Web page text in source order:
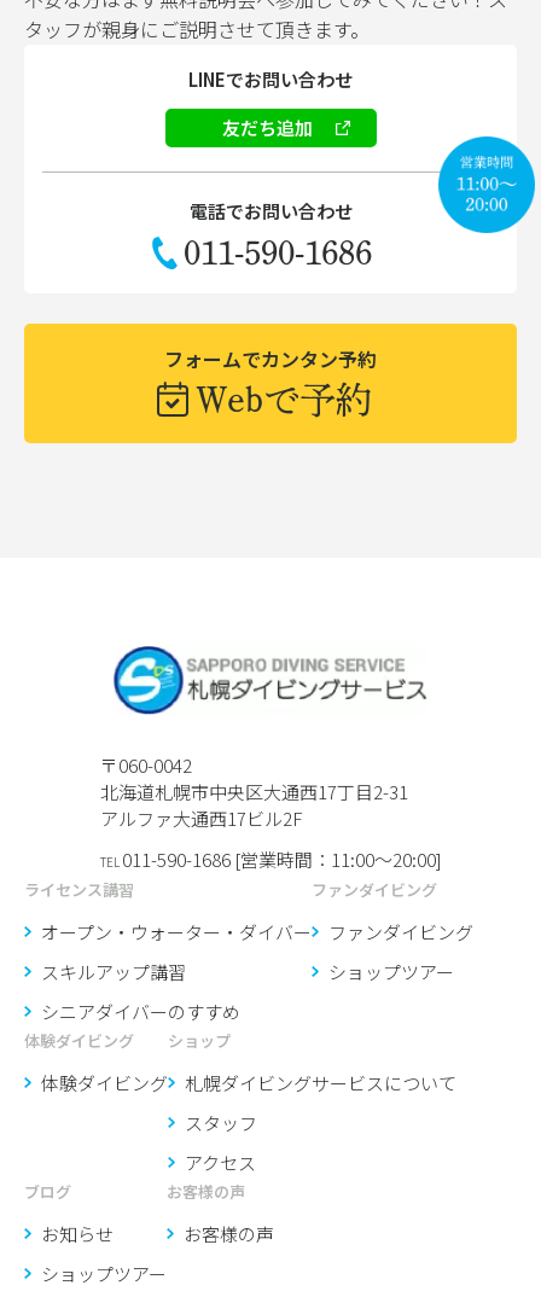
タッフが親身にご説明させて頂きます。
LINEでお問い合わせ
友だち追加
電話でお問い合わせ
011-590-1686
フォームでカンタン予約
Webで予約
〒060-0042
北海道札幌市中央区大通西17丁目2-31
アルファ大通西17ビル2F
TEL 011-590-1686 [営業時間：11:00〜20:00]
ライセンス講習
オープン・ウォーター・ダイバー
スキルアップ講習
シニアダイバーのすすめ
ファンダイビング
ファンダイビング
ショップツアー
体験ダイビング
体験ダイビング
ショップ
札幌ダイビングサービスについて
スタッフ
アクセス
ブログ
お知らせ
ショップツアー
お客様の声
お客様の声